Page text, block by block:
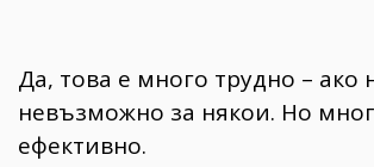
Да, това е много трудно – ако
невъзможно за някои. Но
ефективно.